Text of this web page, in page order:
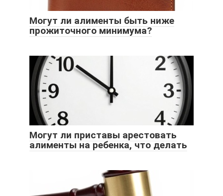
Могут ли алименты быть ниже
прожиточного минимума?
Могут ли приставы арестовать
алименты на ребенка, что делать